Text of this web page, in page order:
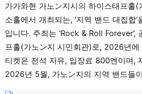
가가와현 가노ン지시의 하이스태프홀(
소홀에서 개최되는, ‘지역 밴드 대집합
입니다. 주최는 ‘Rock & Roll Forever’,
프홀(가노ン지 시민회관)로, 2026년
티켓은 전석 자유, 입장료 800엔이며,
2026년 5월, 가노ン지의 지역 밴드들